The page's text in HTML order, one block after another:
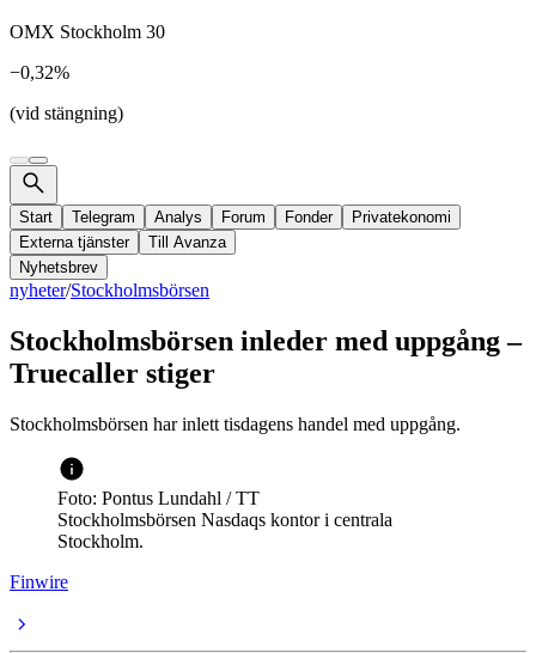
OMX Stockholm 30
−0,32%
(vid stängning)
Start Telegram Analys Forum Fonder
Privatekonomi
Externa tjänster
Till Avanza
Nyhetsbrev
nyheter/Stockholmsbörsen
Stockholmsbörsen inleder med uppgång –
Truecaller stiger
Stockholmsbörsen har inlett tisdagens handel med uppgång.
Foto: Pontus Lundahl / TT
Stockholmsbörsen Nasdaqs kontor i centrala
Stockholm.
Finwire